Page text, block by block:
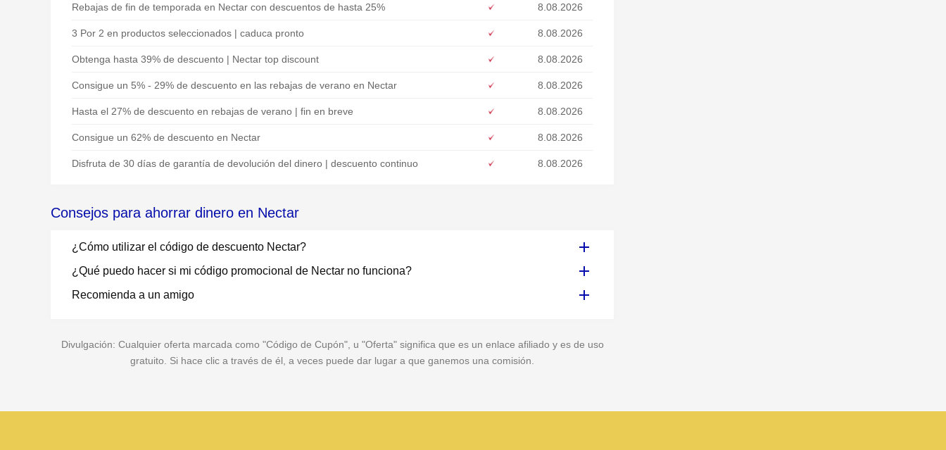
Rebajas de fin de temporada en Nectar con descuentos de hasta 25% 8.08.2026
3 Por 2 en productos seleccionados | caduca pronto 8.08.2026
Obtenga hasta 39% de descuento | Nectar top discount 8.08.2026
Consigue un 5% - 29% de descuento en las rebajas de verano en Nectar 8.08.2026
Hasta el 27% de descuento en rebajas de verano | fin en breve 8.08.2026
Consigue un 62% de descuento en Nectar 8.08.2026
Disfruta de 30 días de garantía de devolución del dinero | descuento continuo 8.08.2026
Consejos para ahorrar dinero en Nectar
¿Cómo utilizar el código de descuento Nectar?
¿Qué puedo hacer si mi código promocional de Nectar no funciona?
Recomienda a un amigo
Divulgación: Cualquier oferta marcada como "Código de Cupón", u "Oferta" significa que es un enlace afiliado y es de uso
gratuito. Si hace clic a través de él, a veces puede dar lugar a que ganemos una comisión.